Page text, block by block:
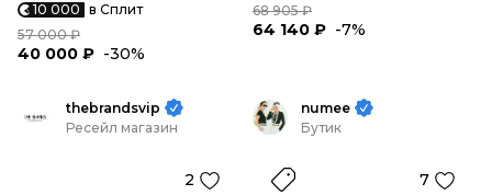
10 000 в Сплит
57 000 ₽
40 000 ₽ -30%
68 905 ₽
64 140 ₽ -7%
thebrandsvip
Ресейл магазин
2
numee
Бутик
7